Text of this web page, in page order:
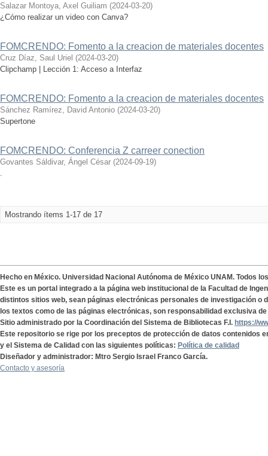
Salazar Montoya, Axel Guiliam (2024-03-20)
¿Cómo realizar un video con Canva?
FOMCRENDO: Fomento a la creacion de materiales docentes
Cruz Díaz, Saul Uriel (2024-03-20)
Clipchamp | Lección 1: Acceso a Interfaz
FOMCRENDO: Fomento a la creacion de materiales docentes
Sánchez Ramírez, David Antonio (2024-03-20)
Supertone
FOMCRENDO: Conferencia Z carreer conection
Govantes Sáldivar, Ángel César (2024-09-19)
.
Mostrando ítems 1-17 de 17
Hecho en México. Universidad Nacional Autónoma de México UNAM. Todos
Este es un portal integrado a la página web institucional de la Facultad de
distintos sitios web, sean páginas electrónicas personales de investigación o
los textos como de las páginas electrónicas, son responsabilidad exclusiva
Sitio administrado por la Coordinación del Sistema de Bibliotecas F.I. https://
Este repositorio se rige por los preceptos de protección de datos contenidos
y el Sistema de Calidad con las siguientes políticas: Política de calidad
Diseñador y administrador: Mtro Sergio Israel Franco García.
Contacto y asesoría